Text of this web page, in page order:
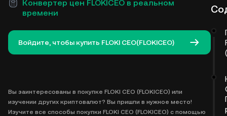
Конвертер цен FLOKICEO в реальном
времени
Войдите, чтобы купить FLOKI CEO(FLOKICEO)
Вы заинтересованы в покупке FLOKI CEO (FLOKICEO) или
изучении других криптовалют? Вы пришли в нужное место!
Изучите все способы покупки FLOKI CEO (FLOKICEO) с помощью